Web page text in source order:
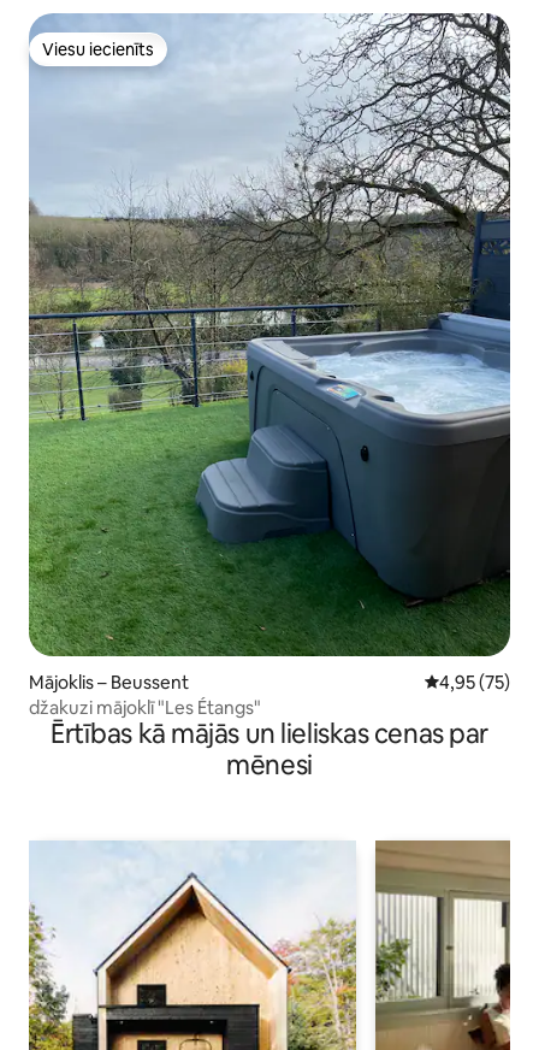
Viesu iecienīts
Viesu iecienīts
Mājoklis – Beussent Vidējais
4,95 (75)
džakuzi mājoklī "Les Étangs"
Ērtības kā mājās un lieliskas cenas par
mēnesi